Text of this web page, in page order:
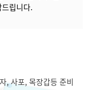
드립니다.
, 사포, 목장갑등 준비